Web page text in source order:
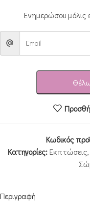
Ενημερώσου μόλις
Κωδικός
Κατηγορίες:Εκπτώσεις,
Περιγραφή